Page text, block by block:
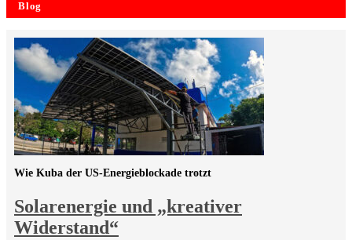
Blog
Solarenergie und „kreativer
Widerstand“
Wie Kuba der US-Energieblockade trotzt